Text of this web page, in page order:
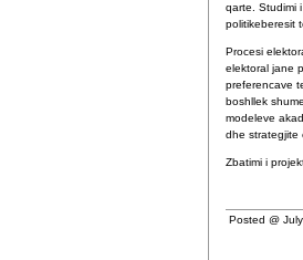
qarte. Studimi
politikeberesit
Procesi
elektoral jane
preferencave
boshllek
modeleve
dhe strategjite
Zbatimi i
Posted @